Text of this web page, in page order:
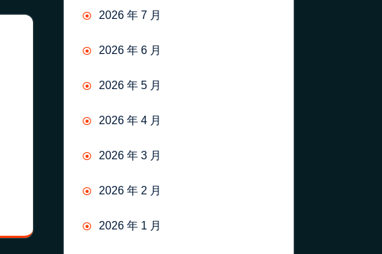
2026 年 7 月
2026 年 6 月
2026 年 5 月
2026 年 4 月
2026 年 3 月
2026 年 2 月
2026 年 1 月